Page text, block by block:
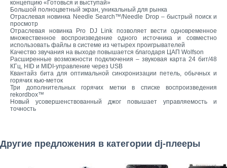
концепцию «Готовься и выступай»
Большой полноцветный экран, уникальный для рынка
Отраслевая новинка Needle Search™/Needle Drop – быстрый поиск и
просмотр
Отраслевая новинка Pro DJ Link позволяет вести одновременное
множественное воспроизведение одного источника и совместно
использовать файлы в системе из четырех проигрывателей
Качество звучания на выходе повышается благодаря ЦАП Wolfson
Расширенные возможности подключения – звуковая карта 24 бит/48
КГц, HID и MIDI-управление через USB
Квантайз бита для оптимальной синхронизации петель, обычных и
горячих кью-меток
Три дополнительных горячих метки в списке воспроизведения
rekordbox™
Новый усовершенствованный джог повышает управляемость и
точность
Другие предложения в категории dj-плееры